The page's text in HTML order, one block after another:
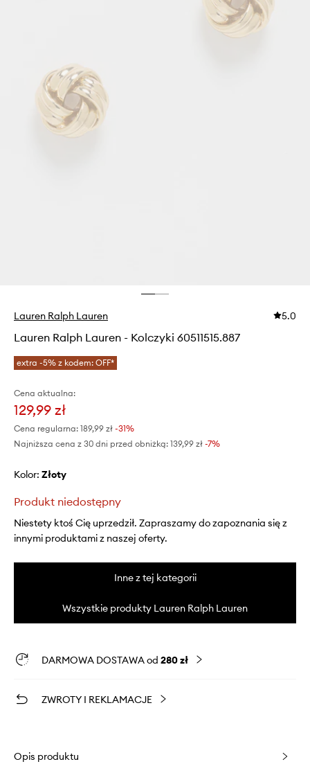
Lauren Ralph Lauren 5.0
Lauren Ralph Lauren - Kolczyki 60511515.887
extra -5% z kodem: OFF*
Cena aktualna:
129,99 zł
Cena regularna: 189,99 zł -31%
Najniższa cena z 30 dni przed obniżką: 139,99 zł -7%
Kolor: złoty
Produkt niedostępny
Niestety ktoś Cię uprzedził. Zapraszamy do zapoznania się z
innymi produktami z naszej oferty.
Inne z tej kategorii
Wszystkie produkty Lauren Ralph Lauren
DARMOWA DOSTAWA od 280 zł
ZWROTY I REKLAMACJE
Opis produktu